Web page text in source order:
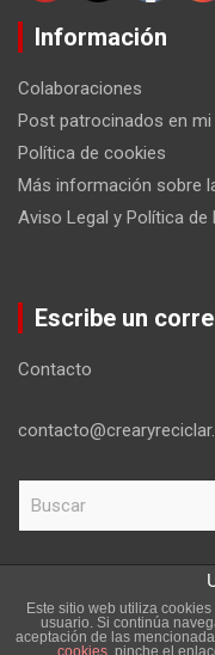
Información
Colaboraciones
Post patrocinados en mi
Política de cookies
Más información sobre
Aviso Legal y Política de
Escribe un
Contacto
c
Copyright ©2026
Este sitio web utiliza
usuario. Si continúa
aceptación de las
cookies , pinche el